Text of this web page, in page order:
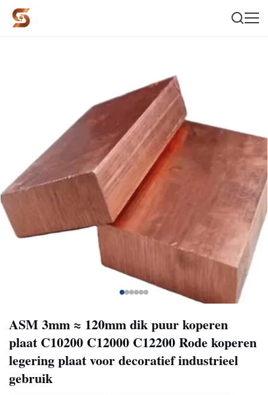
ASM 3mm ≈ 120mm dik puur koperen
plaat C10200 C12000 C12200 Rode koperen
legering plaat voor decoratief industrieel
gebruik